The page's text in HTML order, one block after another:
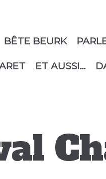
BÊTE BEURK
ET AUSSI…